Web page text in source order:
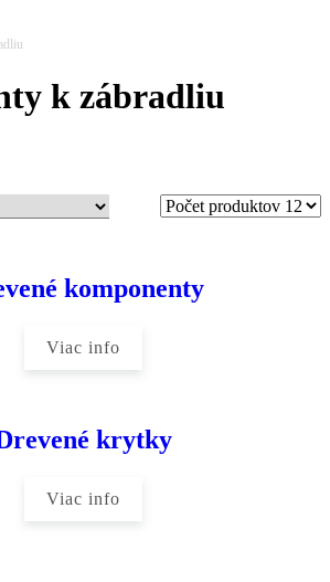
k zábradliu
komponenty
Viac info
krytky
Viac info